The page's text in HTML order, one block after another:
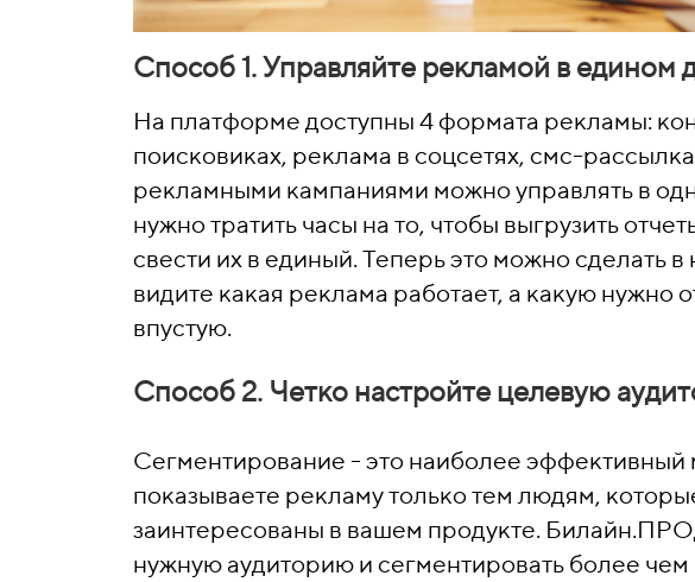
Способ 1. Управляйте рекламой в едином
На платформе доступны 4 формата рекламы:
поисковиках, реклама в соцсетях, смс-
рекламными кампаниями можно управлять в
нужно тратить часы на то, чтобы выгрузить
свести их в единый. Теперь это можно сделать
видите какая реклама работает, а какую нужно
впустую.
Способ 2. Четко настройте целевую
Сегментирование - это наиболее
показываете рекламу только тем людям,
заинтересованы в вашем продукте.
нужную аудиторию и сегментировать более